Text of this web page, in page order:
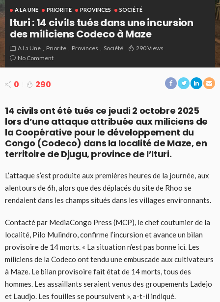
A LA UNE PRIORITE PROVINCES SOCIÉTÉ
Ituri : 14 civils tués dans une incursion
des miliciens Codeco à Maze
A La Une Priorite Provinces Société
290 Views
No Comment
0 290
14 civils ont été tués ce jeudi 2 octobre 2025
lors d’une attaque attribuée aux miliciens de
la Coopérative pour le développement du
Congo (Codeco) dans la localité de Maze, en
territoire de Djugu, province de l’Ituri.
L’attaque s’est produite aux premières heures de la journée, aux
alentours de 6h, alors que des déplacés du site de Rhoo se
rendaient dans les champs situés dans les villages environnants.
Contacté par MediaCongo Press (MCP), le chef coutumier de la
localité, Pilo Mulindro, confirme l’incursion et avance un bilan
provisoire de 14 morts. « La situation n’est pas bonne ici. Les
miliciens de la Codeco ont tendu une embuscade aux cultivateurs
à Maze. Le bilan provisoire fait état de 14 morts, tous des
hommes. Les assaillants seraient venus des groupements Ladejo
et Laudjo. Les fouilles se poursuivent », a-t-il indiqué.